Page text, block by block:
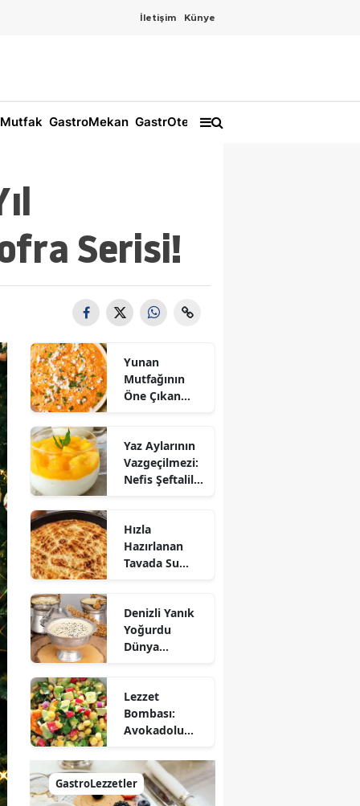
İletişim Künye
GastroMekan GastrOtel
Serisi!
Yunan
Mutfağının
Öne Çıkan
Nasıl Yapılır?
Yaz Aylarının
Vazgeçilmezi:
Nefis Şeftalili
Hızla
Hazırlanan
Tavada Su
Sofralarınıza
Lezzet Katın!
Denizli Yanık
Yoğurdu
Dünya
Lezzet
Bombası:
Avokadolu
Nasıl Yapılır?
GastroLezzetler